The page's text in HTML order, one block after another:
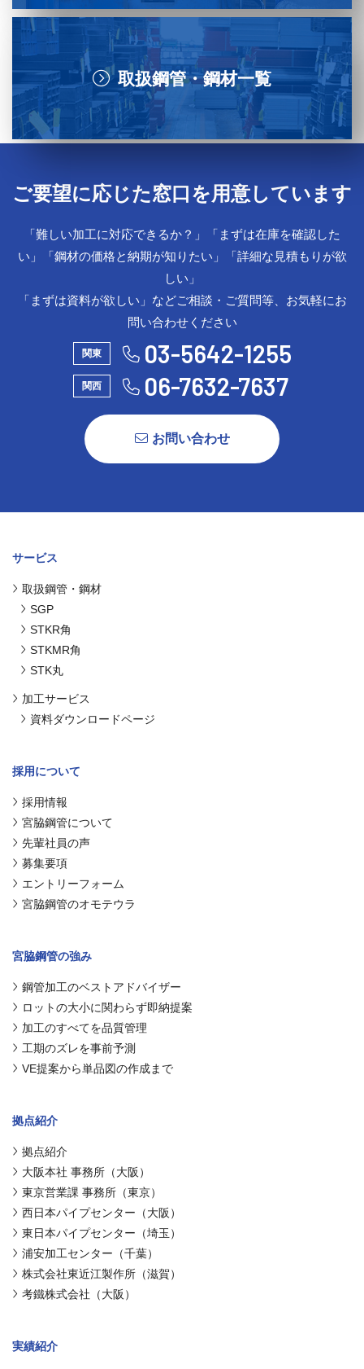
取扱鋼管・鋼材一覧
ご要望に応じた窓口を用意しています
「難しい加工に対応できるか？」「まずは在庫を確認した
い」「鋼材の価格と納期が知りたい」「詳細な見積もりが欲
しい」
「まずは資料が欲しい」などご相談・ご質問等、お気軽にお
問い合わせください
関東 03-5642-1255
関西 06-7632-7637
お問い合わせ
サービス
取扱鋼管・鋼材
SGP
STKR角
STKMR角
STK丸
加工サービス
資料ダウンロードページ
採用について
採用情報
宮脇鋼管について
先輩社員の声
募集要項
エントリーフォーム
宮脇鋼管のオモテウラ
宮脇鋼管の強み
鋼管加工のベストアドバイザー
ロットの大小に関わらず即納提案
加工のすべてを品質管理
工期のズレを事前予測
VE提案から単品図の作成まで
拠点紹介
拠点紹介
大阪本社 事務所（大阪）
東京営業課 事務所（東京）
西日本パイプセンター（大阪）
東日本パイプセンター（埼玉）
浦安加工センター（千葉）
株式会社東近江製作所（滋賀）
考鐵株式会社（大阪）
実績紹介